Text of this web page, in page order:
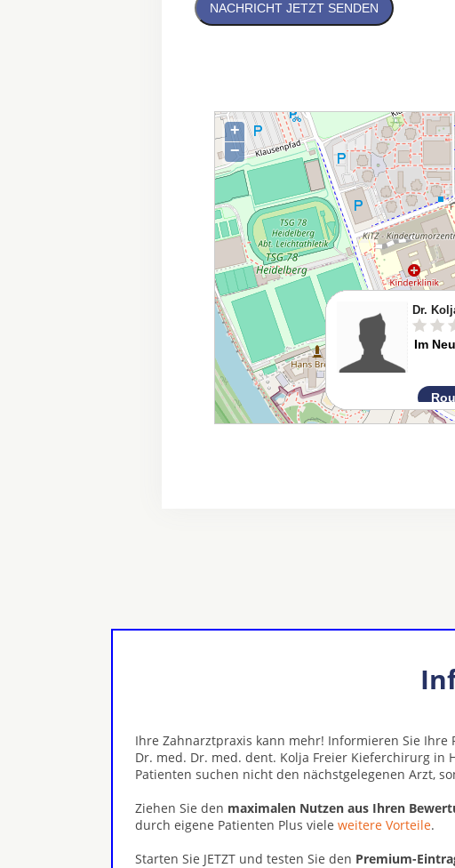
NACHRICHT JETZT SENDEN
Ihre Zahnarztpraxis kann mehr! Informieren Sie
Dr. med. Dr. med. dent. Kolja Freier Kieferchirurg in
Patienten suchen nicht den nächstgelegenen Arzt,
Ziehen Sie den maximalen Nutzen aus Ihren
durch eigene Patienten Plus viele weitere Vorteile.
Starten Sie JETZT und testen Sie den Premium-